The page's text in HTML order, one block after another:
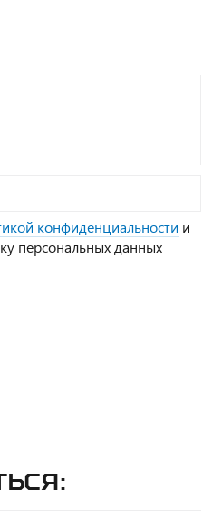
конфиденциальности и
персональных данных